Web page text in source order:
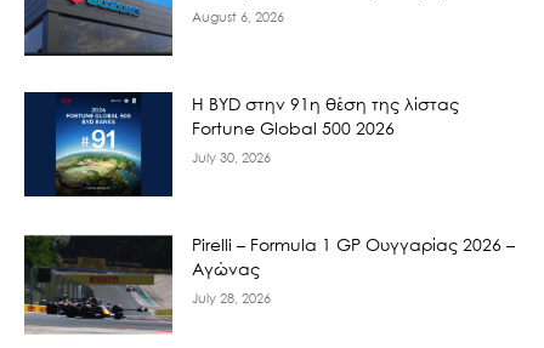
August 6, 2026
Η BYD στην 91η θέση της λίστας
Fortune Global 500 2026
July 30, 2026
Pirelli – Formula 1 GP Ουγγαρίας 2026 –
Αγώνας
July 28, 2026